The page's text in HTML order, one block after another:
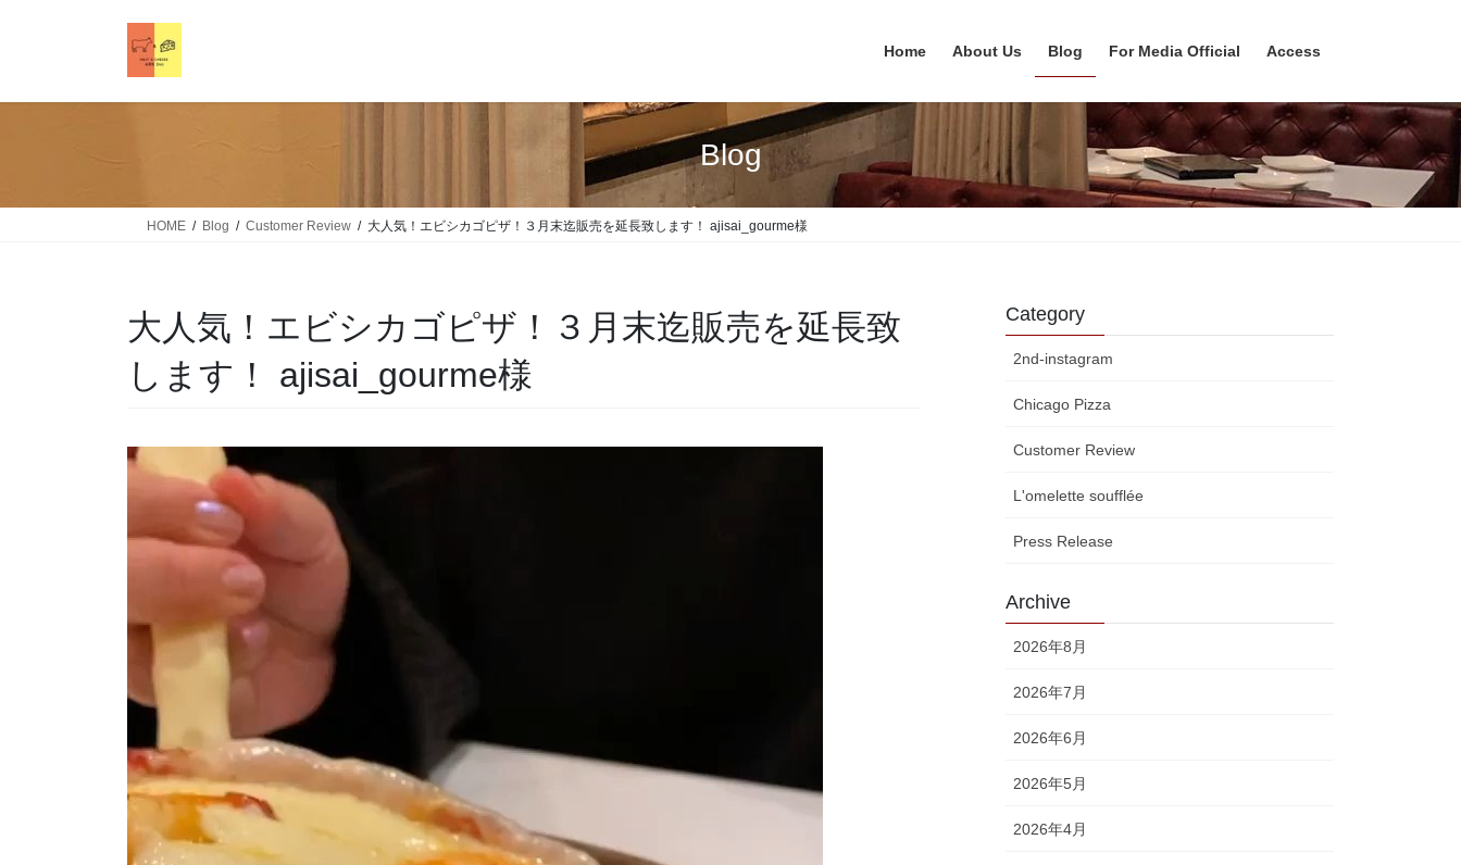
Home About Us Blog For Media Official Access
Blog
HOME Blog Customer Review 大人気！エビシカゴピザ！３月末迄販売を延長致します！ ajisai_gourme様
大人気！エビシカゴピザ！３月末迄販売を延長致
します！ ajisai_gourme様
Category
2nd-instagram
Chicago Pizza
Customer Review
L'omelette soufflée
Press Release
Archive
2026年8月
2026年7月
2026年6月
2026年5月
2026年4月